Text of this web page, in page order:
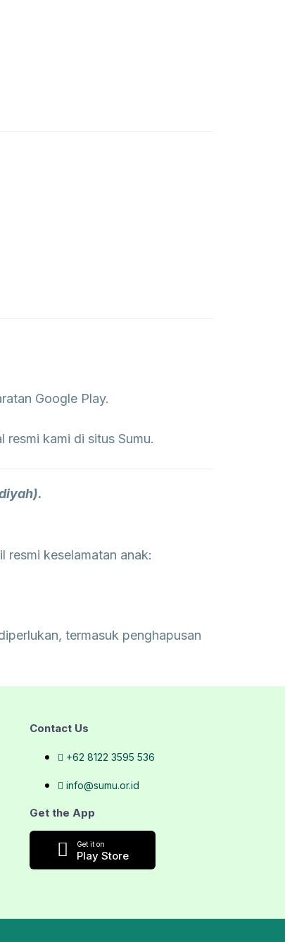
Google Play.
kami di situs Sumu.
.
resmi keselamatan anak:
termasuk penghapusan
Contact Us
+62 8122 3595 536
info@sumu.or.id
Get the App
Get it on
Play Store